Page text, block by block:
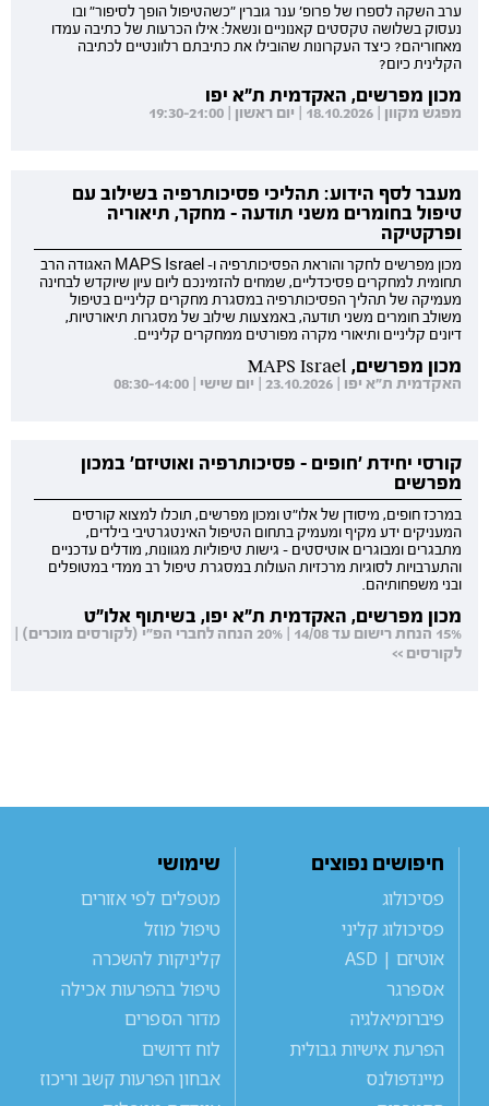
ערב השקה לספרו של פרופ' ענר גוברין "כשהטיפול הופך לסיפור" ובו
נעסוק בשלושה טקסטים קאנוניים ונשאל: אילו הכרעות של כתיבה עמדו
מאחוריהם? כיצד העקרונות שהובילו את כתיבתם רלוונטיים לכתיבה
הקלינית כיום?
מכון מפרשים, האקדמית ת"א יפו
מפגש מקוון | 18.10.2026 | יום ראשון | 19:30-21:00
מעבר לסף הידוע: תהליכי פסיכותרפיה בשילוב עם
טיפול בחומרים משני תודעה - מחקר, תיאוריה
ופרקטיקה
מכון מפרשים לחקר והוראת הפסיכותרפיה ו- MAPS Israel האגודה הרב
תחומית למחקרים פסיכדליים, שמחים להזמינכם ליום עיון שיוקדש לבחינה
מעמיקה של תהליך הפסיכותרפיה במסגרת מחקרים קליניים בטיפול
משולב חומרים משני תודעה, באמצעות שילוב של מסגרות תיאורטיות,
דיונים קליניים ותיאורי מקרה מפורטים ממחקרים קליניים.
מכון מפרשים, MAPS Israel
האקדמית ת"א יפו | 23.10.2026 | יום שישי | 08:30-14:00
קורסי יחידת 'חופים - פסיכותרפיה ואוטיזם' במכון
מפרשים
במרכז חופים, מיסודן של אלו"ט ומכון מפרשים, תוכלו למצוא קורסים
המעניקים ידע מקיף ומעמיק בתחום הטיפול האינטגרטיבי בילדים,
מתבגרים ומבוגרים אוטיסטים - גישות טיפוליות מגוונות, מודלים עדכניים
והתערבויות לסוגיות מרכזיות העולות במסגרת טיפול רב ממדי במטופלים
ובני משפחותיהם.
מכון מפרשים, האקדמית ת"א יפו, בשיתוף אלו"ט
15% הנחת רישום עד 14/08 | 20% הנחה לחברי הפ"י (לקורסים מוכרים) |
לקורסים >>
חיפושים נפוצים
פסיכולוג
פסיכולוג קליני
אוטיזם | ASD
אספרגר
פיברומיאלגיה
הפרעת אישיות גבולית
מיינדפולנס
שימושי
מטפלים לפי אזורים
טיפול מוזל
קליניקות להשכרה
טיפול בהפרעות אכילה
מדור הספרים
לוח דרושים
אבחון הפרעות קשב וריכוז